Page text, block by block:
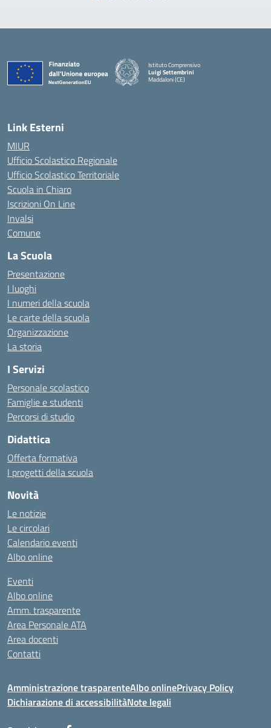
Istituto Comprensivo
Luigi Settembrini
Maddaloni (CE)
Link Esterni
MIUR
Ufficio Scolastico Regionale
Ufficio Scolastico Territoriale
Scuola in Chiaro
Iscrizioni On Line
Invalsi
Comune
La Scuola
Presentazione
I luoghi
I numeri della scuola
Le carte della scuola
Organizzazione
La storia
I Servizi
Personale scolastico
Famiglie e studenti
Percorsi di studio
Didattica
Offerta formativa
I progetti della scuola
Novità
Le notizie
Le circolari
Calendario eventi
Albo online
Eventi
Albo online
Amm. trasparente
Area Personale ATA
Area docenti
Contatti
Amministrazione trasparenteAlbo onlinePrivacy Policy
Dichiarazione di accessibilitàNote legali